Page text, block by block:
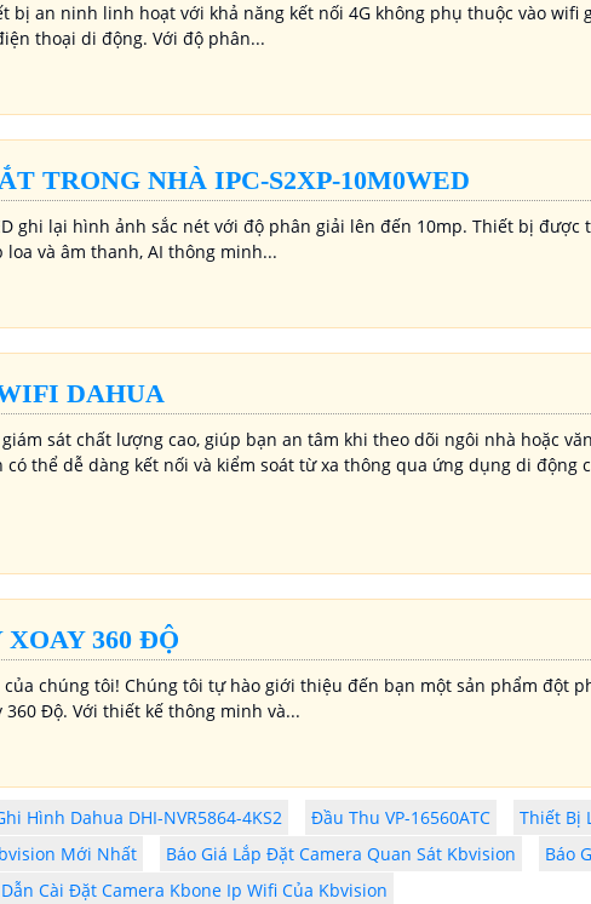
bị an ninh linh hoạt với khả năng kết nối 4G không phụ thuộc vào wifi
thoại di động. Với độ phân...
TRONG NHÀ IPC-S2XP-10M0WED
ghi lại hình ảnh sắc nét với độ phân giải lên đến 10mp. Thiết bị được
và âm thanh, AI thông minh...
DAHUA
sát chất lượng cao, giúp bạn an tâm khi theo dõi ngôi nhà hoặc
thể dễ dàng kết nối và kiểm soát từ xa thông qua ứng dụng di động
360 ĐỘ
chúng tôi! Chúng tôi tự hào giới thiệu đến bạn một sản phẩm đột
360 Độ. Với thiết kế thông minh và...
Hình Dahua DHI-NVR5864-4KS2 Đầu Thu VP-16560ATC
Thiết Bị
Mới Nhất Báo Giá Lắp Đặt Camera Quan Sát Kbvision
Báo
Cài Đặt Camera Kbone Ip Wifi Của Kbvision